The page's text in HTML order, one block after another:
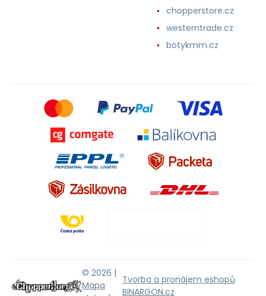
chopperstore.cz
westerntrade.cz
botykmm.cz
© 2026 |
Mapa
Tvorba a pronájem eshopů
BINARGON.cz